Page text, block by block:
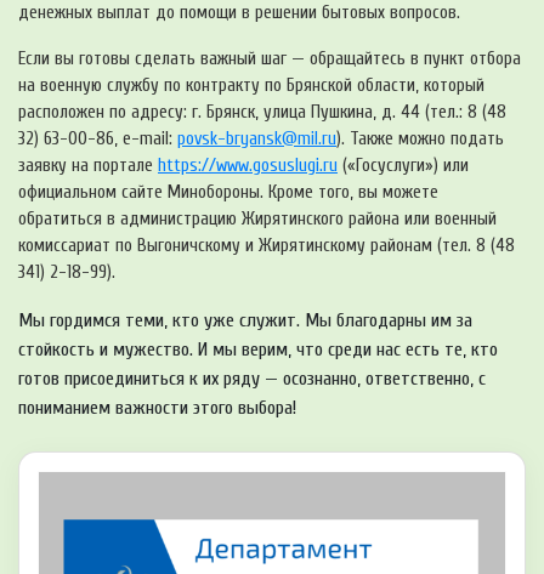
денежных выплат до помощи в решении бытовых вопросов.
Если вы готовы сделать важный шаг — обращайтесь в пункт отбора
на военную службу по контракту по Брянской области, который
расположен по адресу: г. Брянск, улица Пушкина, д. 44 (тел.: 8 (48
32) 63-00-86, e-mail: povsk-bryansk@mil.ru). Также можно подать
заявку на портале https://www.gosuslugi.ru («Госуслуги») или
официальном сайте Минобороны. Кроме того, вы можете
обратиться в администрацию Жирятинского района или военный
комиссариат по Выгоничскому и Жирятинскому районам (тел. 8 (48
341) 2-18-99).
Мы гордимся теми, кто уже служит. Мы благодарны им за
стойкость и мужество. И мы верим, что среди нас есть те, кто
готов присоединиться к их ряду — осознанно, ответственно, с
пониманием важности этого выбора!